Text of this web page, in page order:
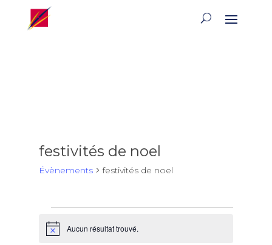
festivités de noel
Évènements festivités de noel
NoticeAucun résultat trouvé.